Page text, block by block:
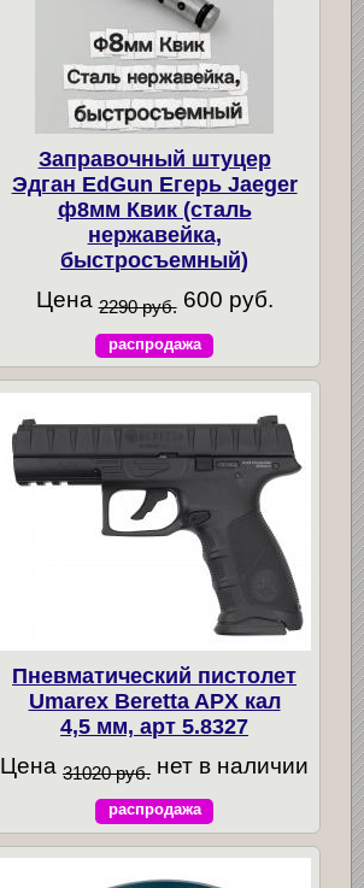
Заправочный штуцер
Эдган EdGun Егерь Jaeger
ф8мм Квик (сталь
нержавейка,
быстросъемный)
Цена 2290 руб. 600 руб.
распродажа
Пневматический пистолет
Umarex Beretta APX кал
4,5 мм, арт 5.8327
Цена31020 руб. нет в наличии
распродажа